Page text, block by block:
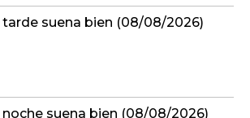
tarde suena bien (08/08/2026)
noche suena bien (08/08/2026)